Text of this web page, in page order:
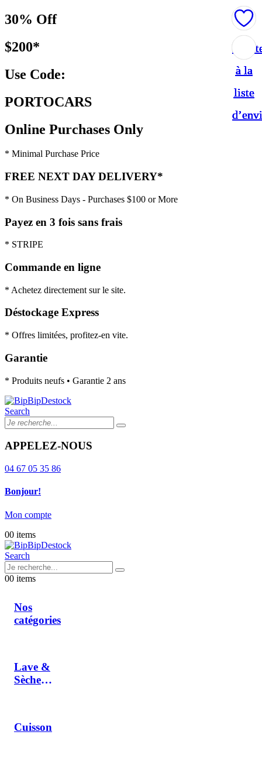
30% Off
$200*
Use Code:
PORTOCARS
Online Purchases Only
* Minimal Purchase Price
FREE NEXT DAY DELIVERY*
* On Business Days - Purchases $100 or More
Payez en 3 fois sans frais
* STRIPE
Commande en ligne
* Achetez directement sur le site.
Déstockage Express
* Offres limitées, profitez-en vite.
Garantie
* Produits neufs • Garantie 2 ans
Search
APPELEZ-NOUS
04 67 05 35 86
Bonjour!
Mon compte
00 items
Search
00 items
Nos
catégories
Lave &
Sèche
Cuisson
à la
liste
à la
liste
à la
liste
à la
liste
à la
liste